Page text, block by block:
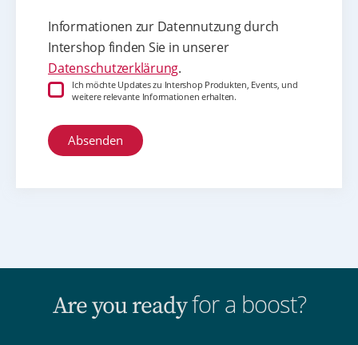
Informationen zur Datennutzung durch
Intershop finden Sie in unserer
Datenschutzerklärung.
Ich möchte Updates zu Intershop Produkten, Events, und
weitere relevante Informationen erhalten.
Are you readyfor a boost?